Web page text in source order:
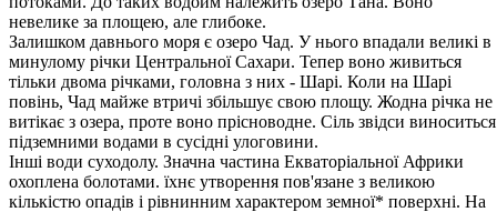
невелике за площею, але глибоке.
Залишком давнього моря є озеро Чад. У нього впадали великі в
ми­нулому річки Центральної Сахари. Тепер воно живиться
тільки двома річками, головна з них - Шарі. Коли на Шарі
повінь, Чад майже втричі збільшує свою площу. Жодна річка не
витікає з озера, проте воно прісноводне. Сіль звідси виноситься
підземними водами в сусідні улоговини.
Інші води суходолу. Значна частина Екваторіальної Африки
охоп­лена болотами. їхнє утворення пов'язане з великою
кількістю опадів і рівнинним характером земної* поверхні. На